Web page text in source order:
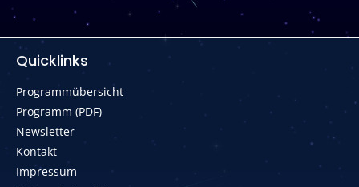
Quicklinks
Programmübersicht
Programm (PDF)
Newsletter
Kontakt
Impressum